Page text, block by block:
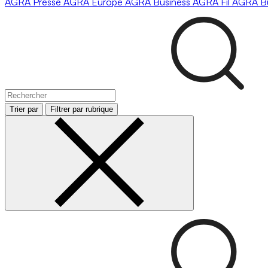
Trier par Filtrer par rubrique